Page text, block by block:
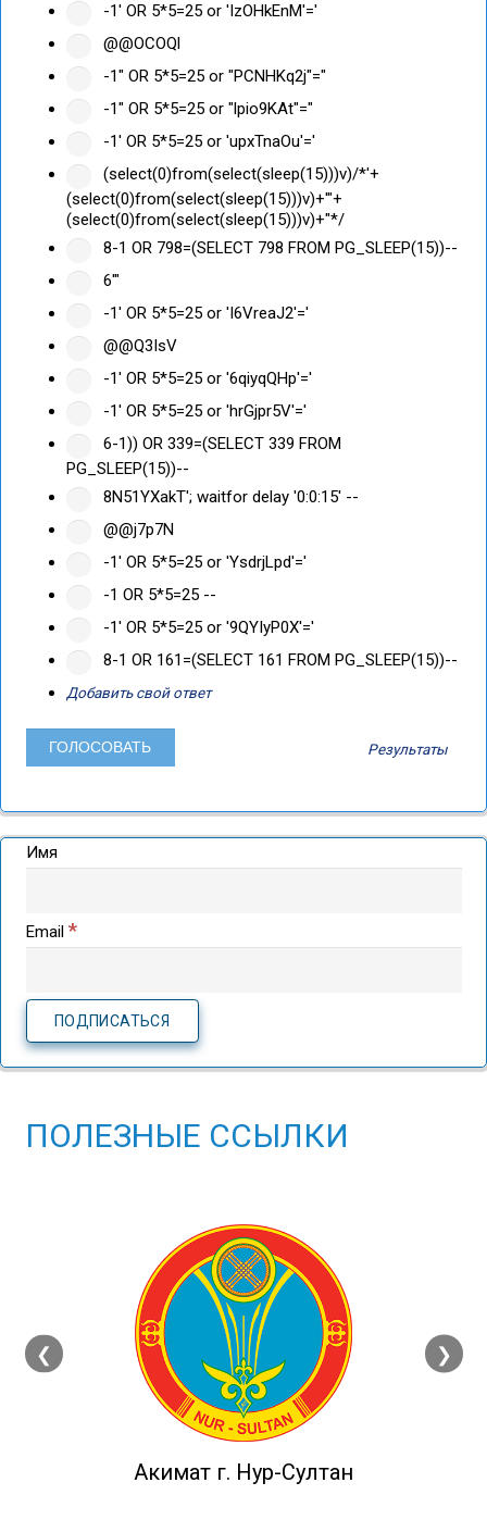
-1' OR 5*5=25 or 'IzOHkEnM'='
@@OCOQl
-1" OR 5*5=25 or "PCNHKq2j"="
-1" OR 5*5=25 or "lpio9KAt"="
-1' OR 5*5=25 or 'upxTnaOu'='
(select(0)from(select(sleep(15)))v)/*'+
(select(0)from(select(sleep(15)))v)+'"+
(select(0)from(select(sleep(15)))v)+"*/
8-1 OR 798=(SELECT 798 FROM PG_SLEEP(15))--
6'"
-1' OR 5*5=25 or 'I6VreaJ2'='
@@Q3IsV
-1' OR 5*5=25 or '6qiyqQHp'='
-1' OR 5*5=25 or 'hrGjpr5V'='
6-1)) OR 339=(SELECT 339 FROM
PG_SLEEP(15))--
8N51YXakT'; waitfor delay '0:0:15' --
@@j7p7N
-1' OR 5*5=25 or 'YsdrjLpd'='
-1 OR 5*5=25 --
-1' OR 5*5=25 or '9QYIyP0X'='
8-1 OR 161=(SELECT 161 FROM PG_SLEEP(15))--
Добавить свой ответ
Результаты
Имя
Email *
ПОЛЕЗНЫЕ ССЫЛКИ
❮
Акимат г. Нур-Султан
❯